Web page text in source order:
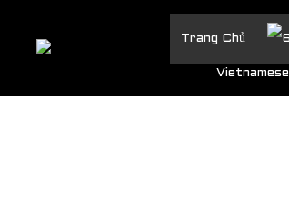
Trang Chủ
Vietnamese